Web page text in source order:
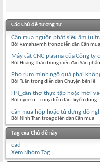
Các Chủ đề tương tự
Cần mua nguồn phát siêu âm
Bởi yamahaymh trong diễn đàn Cần mua
Máy cắt CNC plasma của Công
Bởi Hoàng Thảo trong diễn đàn Sản
Pho rum mình ngộ quá phải
Bởi Tuấn trong diễn đàn Chuyện bên lề
HN_cần thợ thực tập hoặc mới
Bởi ngocsut trong diễn đàn Tuyển dụng
cần mua hộp hoặc tủ đựng đồ
Bởi Ninh Tran trong diễn đàn Cần mua
Tag của Chủ đề này
cad
Xem Nhóm Tag